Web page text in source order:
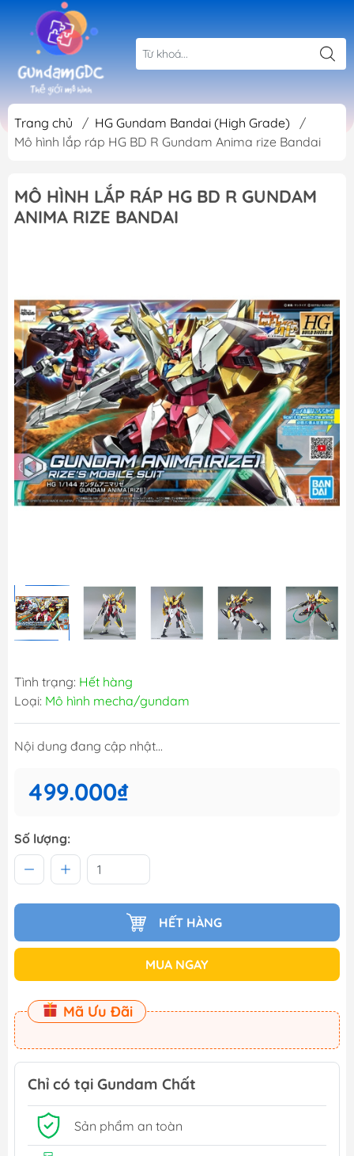
Trang chủ / HG Gundam Bandai (High Grade)
/
Mô hình lắp ráp HG BD R Gundam Anima rize Bandai
MÔ HÌNH LẮP RÁP HG BD R GUNDAM
ANIMA RIZE BANDAI
Tình trạng: Hết hàng
Loại: Mô hình mecha/gundam
Nội dung đang cập nhật...
499.000₫
Số lượng:
HẾT HÀNG
MUA NGAY
Mã Ưu Đãi
Chỉ có tại Gundam Chất
Sản phẩm an toàn